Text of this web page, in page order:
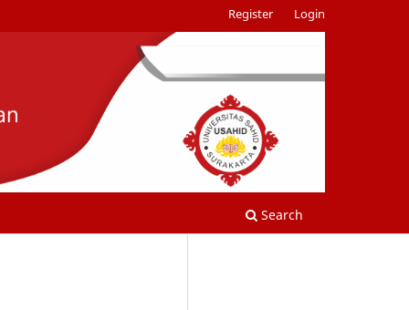
Search
Register Login